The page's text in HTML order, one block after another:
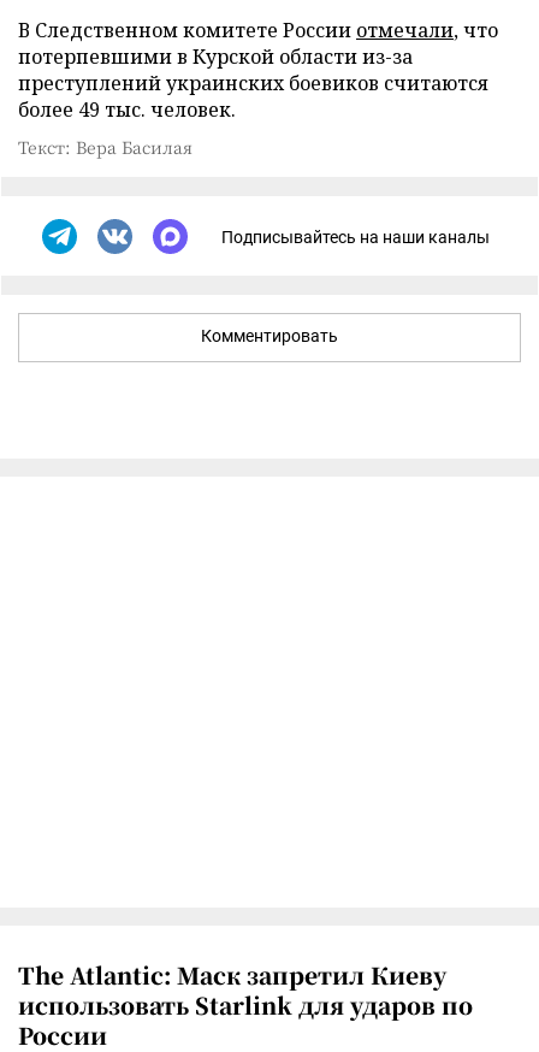
В Следственном комитете России отмечали, что
потерпевшими в Курской области из-за
преступлений украинских боевиков считаются
более 49 тыс. человек.
Текст: Вера Басилая
Подписывайтесь на наши каналы
Комментировать
The Atlantic: Маск запретил Киеву
использовать Starlink для ударов по
России